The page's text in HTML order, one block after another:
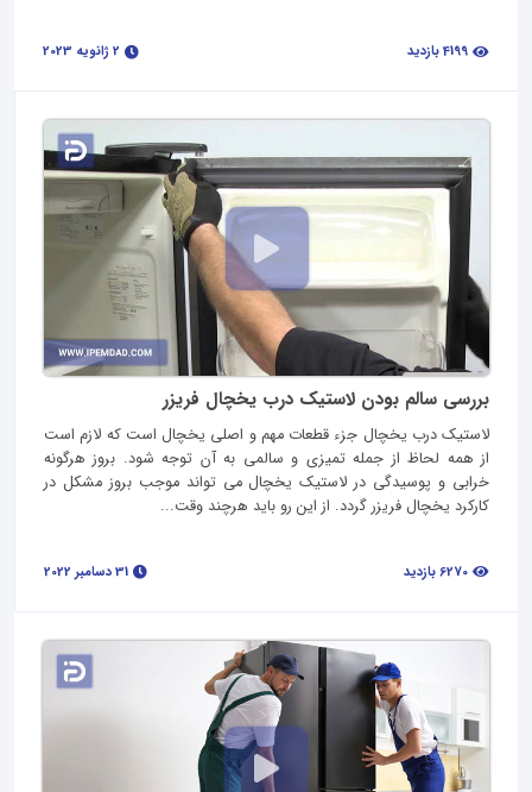
بررسی سالم بودن لاستیک درب یخچال فریزر
لاستیک درب یخچال جزء قطعات مهم و اصلی یخچال است که لازم است
از همه لحاظ از جمله تمیزی و سالمی به آن توجه شود. بروز هرگونه
خرابی و پوسیدگی در لاستیک یخچال می تواند موجب بروز مشکل در
کارکرد یخچال فریزر گردد. از این رو باید هرچند وقت...